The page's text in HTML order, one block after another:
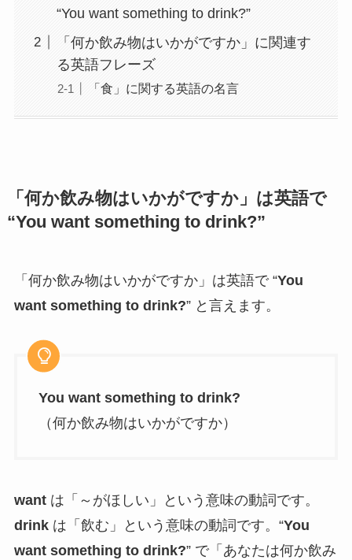
“You want something to drink?”
「何か飲み物はいかがですか」に関連す
る英語フレーズ
「食」に関する英語の名言
「何か飲み物はいかがですか」は英語で
“You want something to drink?”
「何か飲み物はいかがですか」は英語で “You
want something to drink?” と言えます。
You want something to drink?
（何か飲み物はいかがですか）
want は「～がほしい」という意味の動詞です。
drink は「飲む」という意味の動詞です。“You
want something to drink?” で「あなたは何か飲み